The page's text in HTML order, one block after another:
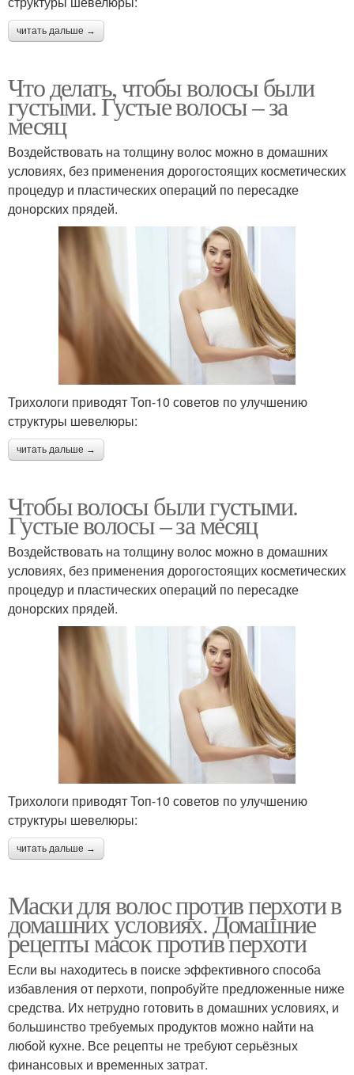
читать дальше →
Что делать, чтобы волосы были
густыми. Густые волосы – за
месяц
Воздействовать на толщину волос можно в домашних
условиях, без применения дорогостоящих косметических
процедур и пластических операций по пересадке
донорских прядей.
Трихологи приводят Топ-10 советов по улучшению
структуры шевелюры:
читать дальше →
Чтобы волосы были густыми.
Густые волосы – за месяц
Воздействовать на толщину волос можно в домашних
условиях, без применения дорогостоящих косметических
процедур и пластических операций по пересадке
донорских прядей.
Трихологи приводят Топ-10 советов по улучшению
структуры шевелюры:
читать дальше →
Маски для волос против перхоти в
домашних условиях. Домашние
рецепты масок против перхоти
Если вы находитесь в поиске эффективного способа
избавления от перхоти, попробуйте предложенные ниже
средства. Их нетрудно готовить в домашних условиях, и
большинство требуемых продуктов можно найти на
любой кухне. Все рецепты не требуют серьёзных
финансовых и временных затрат.